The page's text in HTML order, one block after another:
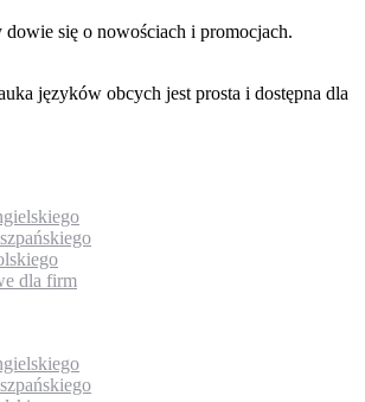
się o nowościach i promocjach.
języków obcych jest prosta i dostępna dla
dla firm